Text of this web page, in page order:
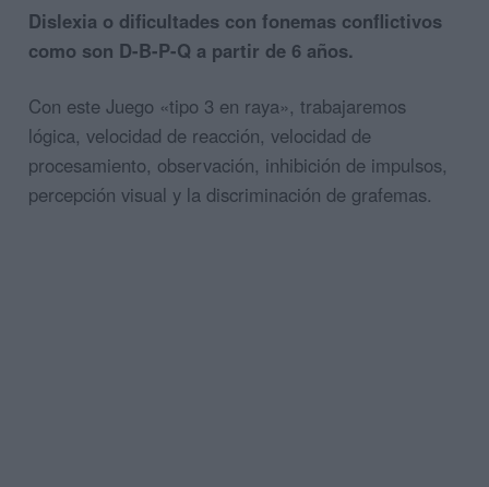
Dislexia o dificultades con fonemas conflictivos
como son D-B-P-Q a partir de 6 años.
Con este Juego «tipo 3 en raya», trabajaremos
lógica, velocidad de reacción, velocidad de
procesamiento, observación, inhibición de impulsos,
percepción visual y la discriminación de grafemas.